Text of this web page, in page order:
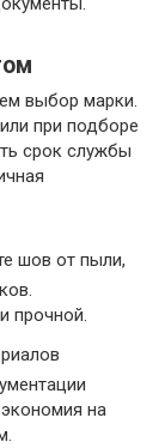
выбор марки.
при подборе
срок службы
шов от пыли,
прочной.
экономия на